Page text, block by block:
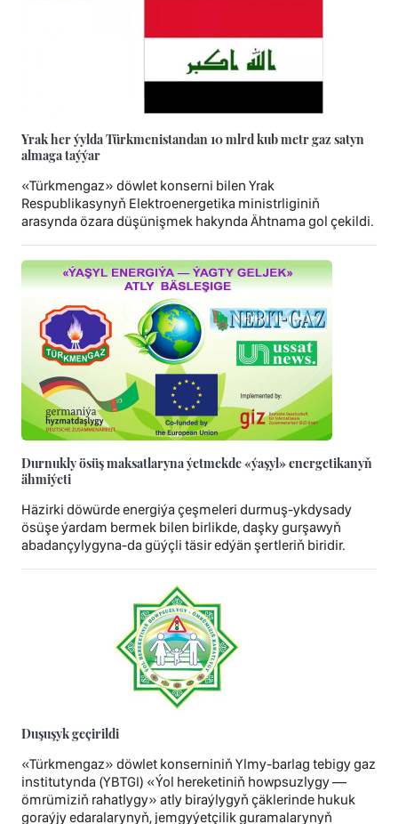
Yrak her ýylda Türkmenistandan 10 mlrd kub metr gaz satyn
almaga taýýar
«Türkmengaz» döwlet konserni bilen Yrak
Respublikasynyň Elektroenergetika ministrliginiň
arasynda özara düşünişmek hakynda Ähtnama gol çekildi.
Durnukly ösüş maksatlaryna ýetmekde «ýaşyl» energetikanyň
ähmiýeti
Häzirki döwürde energiýa çeşmeleri durmuş-ykdysady
ösüşe ýardam bermek bilen birlikde, daşky gurşawyň
abadançylygyna-da güýçli täsir edýän şertleriň biridir.
Duşuşyk geçirildi
«Türkmengaz» döwlet konserniniň Ylmy-barlag tebigy gaz
institutynda (YBTGI) «Ýol hereketiniň howpsuzlygy —
ömrümiziň rahatlygy» atly biraýlygyň çäklerinde hukuk
goraýjy edaralarynyň, jemgyýetçilik guramalarynyň